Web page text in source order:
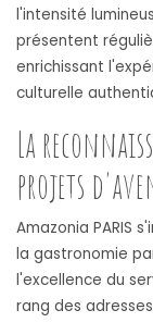
l'intensité
présentent
enrichissant
culturelle
La
projets
Amazonia PARIS
la gastronomie
l'excellence du
rang des